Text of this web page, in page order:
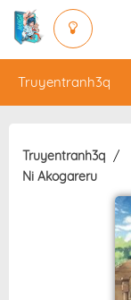
Truyentranh3q
Truyentranh3q
Ni Akogareru